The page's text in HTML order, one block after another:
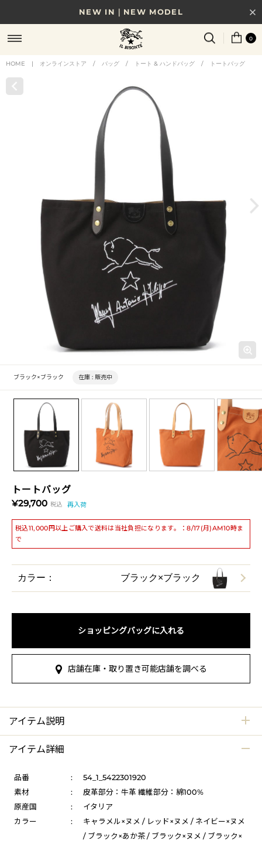
NEW IN｜NEW MODEL
8/17(月)10時まで｜税込11,000円以上で送料無料
贈る相手やシーンから選べる、新しいギフトガイド
0
HOME | オンラインストア / バッグ / トート & ハンドバッグ / トートバッグ
トートバッグ
¥29,700 税込 再入荷
税込11,000円以上ご購入で送料は当社負担になります。：8/17(月)AM10時ま
で
ブラック×ブラック 在庫 : 販売中
カラー： ブラック×ブラック
ショッピングバッグに入れる
店舗在庫・取り置き可能店舗を調べる
アイテム説明
アイテム詳細
品番 :
54_1_5422301920
素材
:
皮革部分：牛革 繊維部分：綿100%
原産国
:
イタリア
カラー
:
キャラメル×ヌメ / レッド×ヌメ / ネイビー×ヌメ
/ ブラック×あか茶 / ブラック×ヌメ / ブラック×